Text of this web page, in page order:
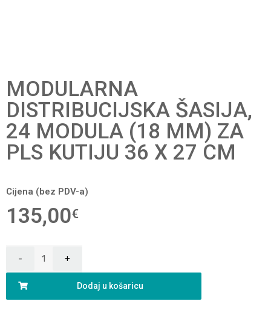
MODULARNA
DISTRIBUCIJSKA ŠASIJA,
24 MODULA (18 MM) ZA
PLS KUTIJU 36 X 27 CM
Cijena (bez PDV-a)
135,00€
Dodaj u košaricu